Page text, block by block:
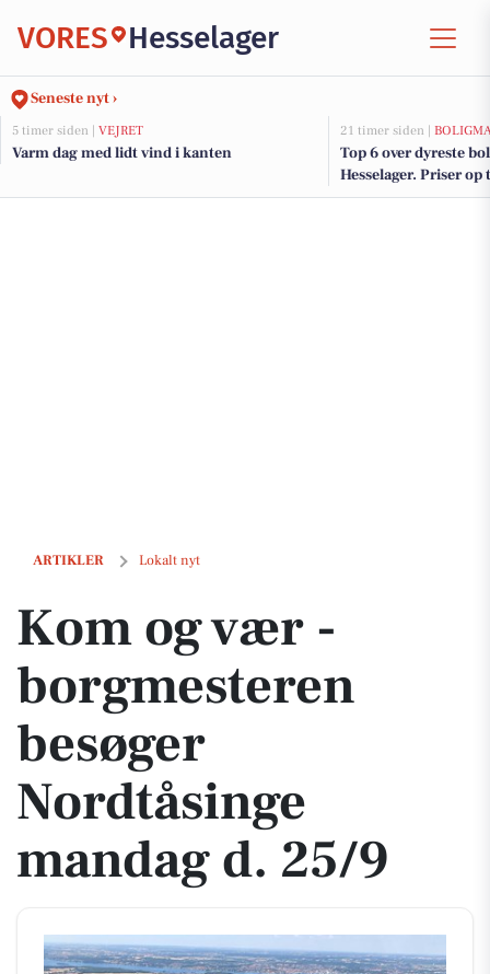
VORES Hesselager
Seneste nyt ›
5 timer siden | VEJRET
Varm dag med lidt vind i kanten
21 timer siden |
Top 6 over dyreste
Hesselager. Priser
ARTIKLER Lokalt nyt
Kom og vær - borgmesteren besøger Nordtåsinge mandag d. 25/9
Kom og vær -
borgmesteren
besøger
Nordtåsinge
mandag d. 25/9